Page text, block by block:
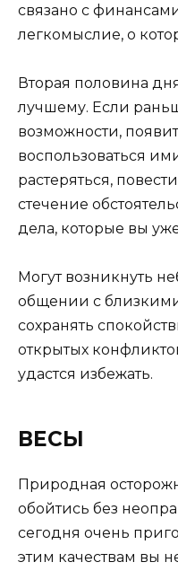
связано с
легкомыслие, о
Вторая половина
лучшему. Если
возможности,
воспользоваться
растеряться,
стечение
дела, которые вы
Могут возникнуть
общении с
сохранять
открытых
удастся избежать.
ВЕСЫ
Природная
обойтись без
сегодня очень
этим качествам вы